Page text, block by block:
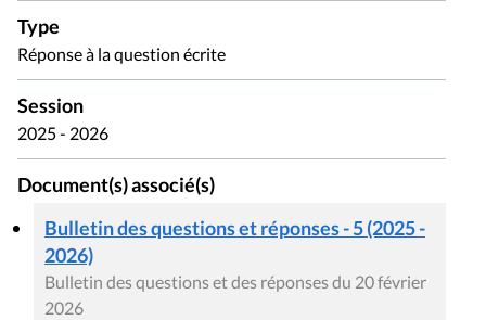
Type
Réponse à la question écrite
Session
2025 - 2026
Document(s) associé(s)
Bulletin des questions et réponses - 5 (2025 -
2026)
Bulletin des questions et des réponses du 20 février
2026